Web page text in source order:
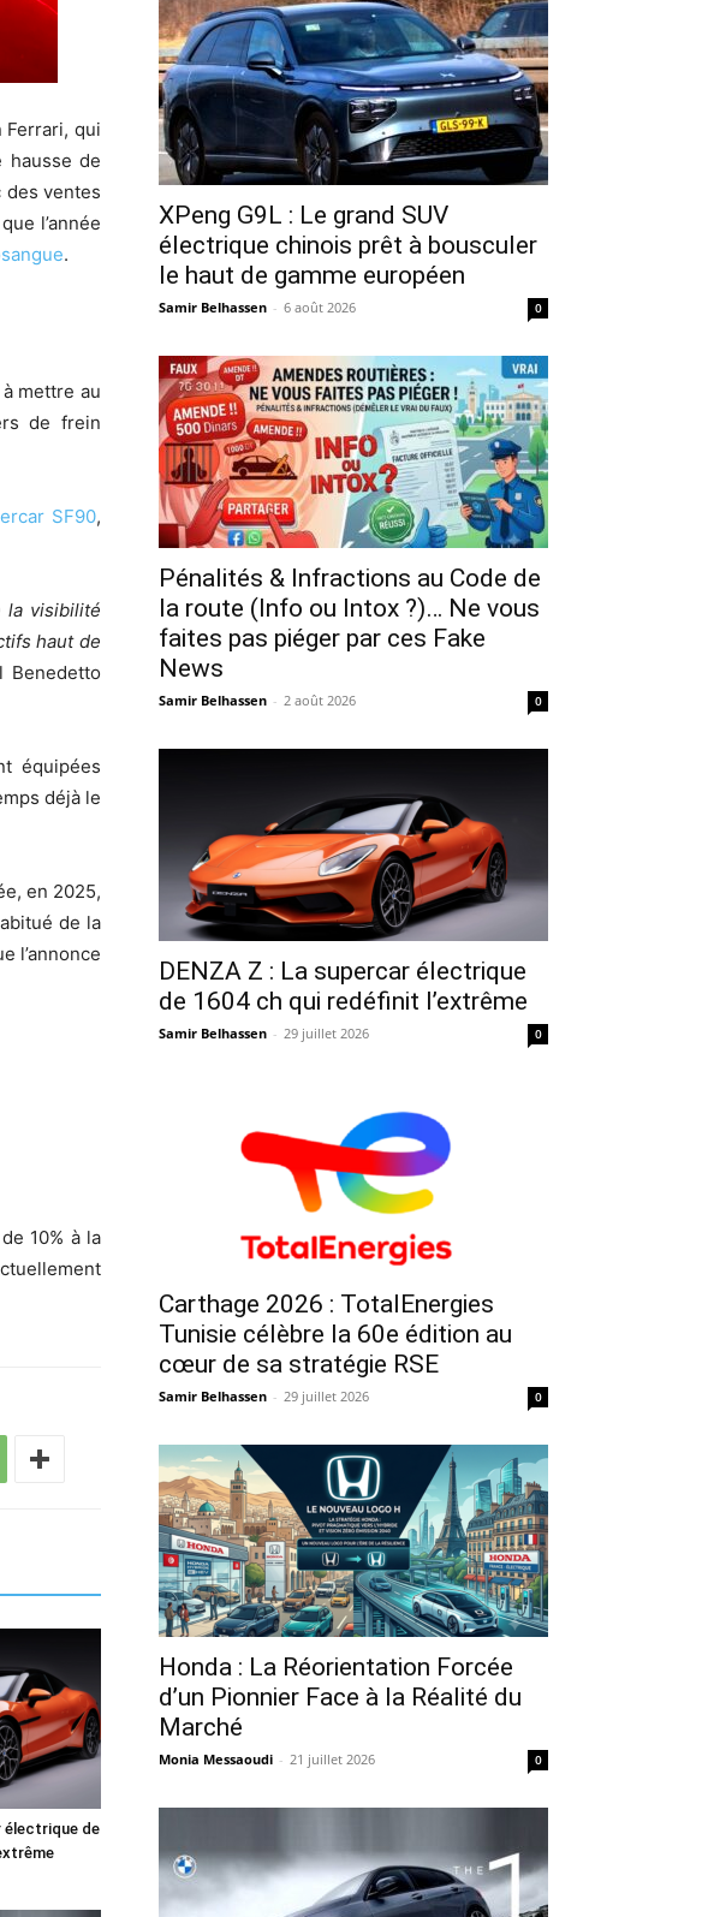
qui
hausse de
des ventes
l’année
.
mettre au
de frein
SF90,
la visibilité
haut de
Benedetto
équipées
déjà le
en 2025,
de la
l’annonce
10% à la
électrique de
XPeng G9L : Le grand SUV
électrique chinois prêt à bousculer
le haut de gamme européen
Samir Belhassen - 6 août 2026 0
Pénalités & Infractions au Code de
la route (Info ou Intox ?)… Ne vous
faites pas piéger par ces Fake
News
Samir Belhassen - 2 août 2026 0
DENZA Z : La supercar électrique
de 1604 ch qui redéfinit l’extrême
Samir Belhassen - 29 juillet 2026 0
Carthage 2026 : TotalEnergies
Tunisie célèbre la 60e édition au
cœur de sa stratégie RSE
Samir Belhassen - 29 juillet 2026 0
Honda : La Réorientation Forcée
d’un Pionnier Face à la Réalité du
Marché
Monia Messaoudi - 21 juillet 2026 0